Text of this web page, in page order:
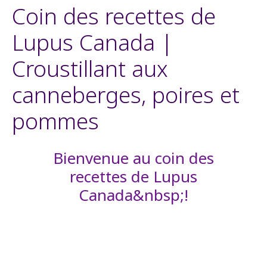
Coin des recettes de
Lupus Canada |
Croustillant aux
canneberges, poires et
pommes
Bienvenue au coin des
recettes de Lupus
Canada&nbsp;!